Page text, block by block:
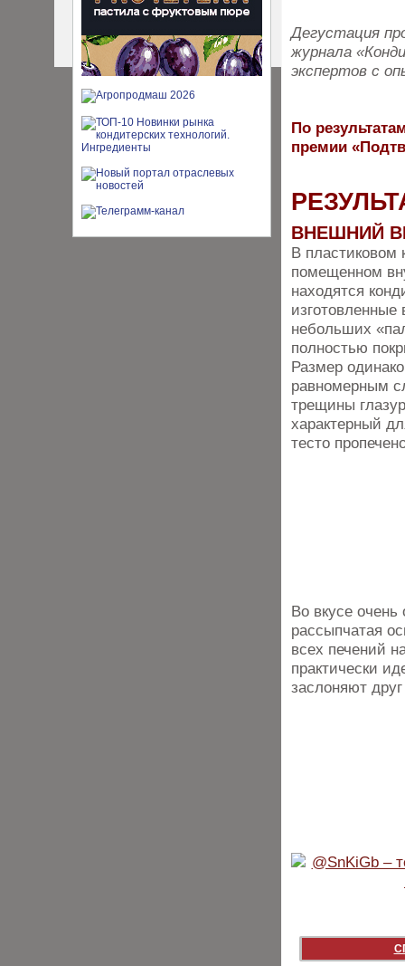
Дегустация
журнала
экспертов с
По
премии
ВНЕШНИЙ
В пластиковом
помещенном
находятся
небольших
полностью
Размер
равномерным
трещины
характерный
тесто
Во вкусе
рассыпчатая
всех печений
практически
заслоняют